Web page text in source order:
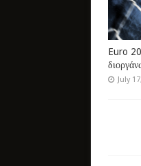
Euro
July